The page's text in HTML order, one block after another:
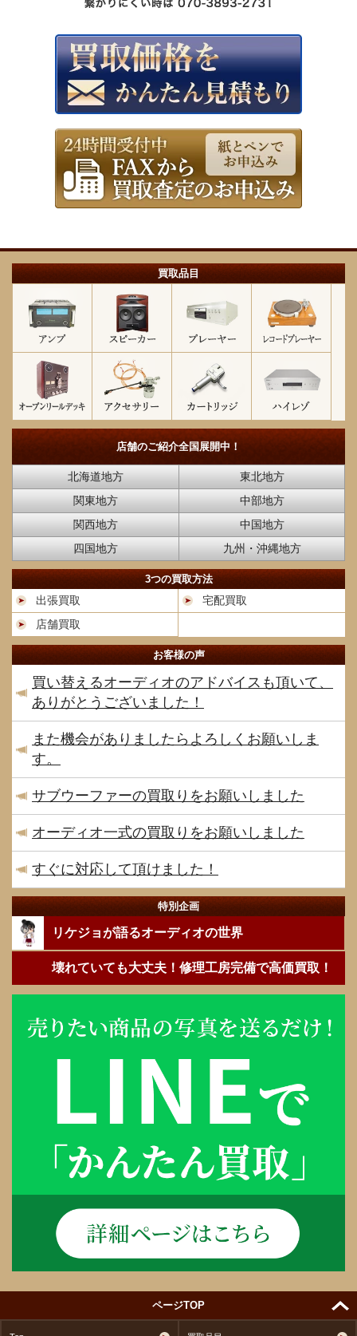
買取品目
店舗のご紹介全国展開中！
北海道地方
東北地方
関東地方
中部地方
関西地方
中国地方
四国地方
九州・沖縄地方
3つの買取方法
出張買取
宅配買取
店舗買取
お客様の声
買い替えるオーディオのアドバイスも頂いて、
ありがとうございました！
また機会がありましたらよろしくお願いしま
す。
サブウーファーの買取りをお願いしました
オーディオ一式の買取りをお願いしました
すぐに対応して頂けました！
特別企画
リケジョが語るオーディオの世界
壊れていても大丈夫！修理工房完備で高価買取！
ページTOP